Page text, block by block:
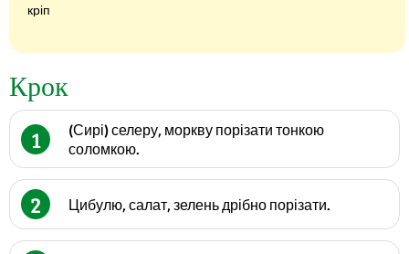
кріп
Крок
1
(Сирі) селеру, моркву порізати тонкою
соломкою.
2 Цибулю, салат, зелень дрібно порізати.